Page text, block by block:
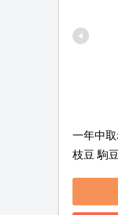
一年中
枝豆 駒